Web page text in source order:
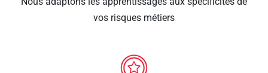
vos risques métiers